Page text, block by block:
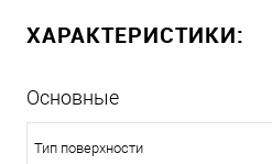
ХАРАКТЕРИСТИКИ:
Основные
Тип поверхности